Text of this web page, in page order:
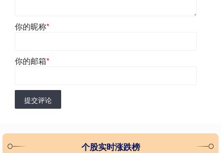
你的昵称*
你的邮箱*
提交评论
个股实时涨跌榜